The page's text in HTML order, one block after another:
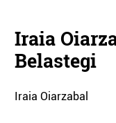
Iraia
Belastegi
Iraia Oiarzabal